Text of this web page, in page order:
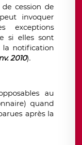
cession de
invoquer
exceptions
si elles sont
la notification
2010).
au
quand
après la